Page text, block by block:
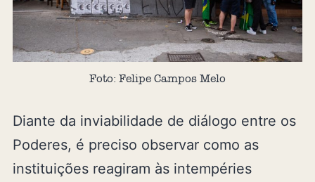
Foto: Felipe Campos Melo
Diante da inviabilidade de diálogo entre os
Poderes, é preciso observar como as
instituições reagiram às intempéries